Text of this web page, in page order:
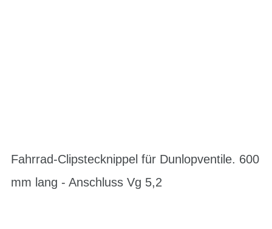
Fahrrad-Clipstecknippel für Dunlopventile. 600
mm lang - Anschluss Vg 5,2